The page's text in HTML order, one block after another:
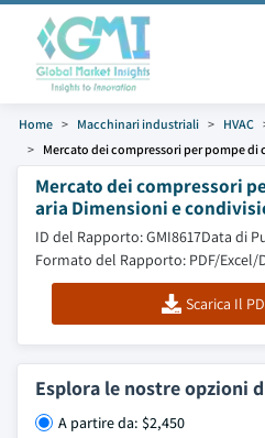
Home Macchinari industriali HVAC
Mercato dei compressori per pompe di
Mercato dei compressori
aria Dimensioni e
ID del Rapporto: GMI8617Data di
Formato del Rapporto: PDF/
Scarica Il
Esplora le nostre opzioni
A partire da: $2,450